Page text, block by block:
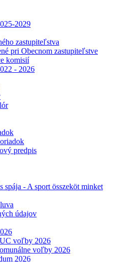
2029
zastupiteľstva
pri Obecnom zastupiteľstve
komisií
- 2026
predpis
spája - A sport összeköt minket
údajov
voľby 2026
voľby 2026
2026